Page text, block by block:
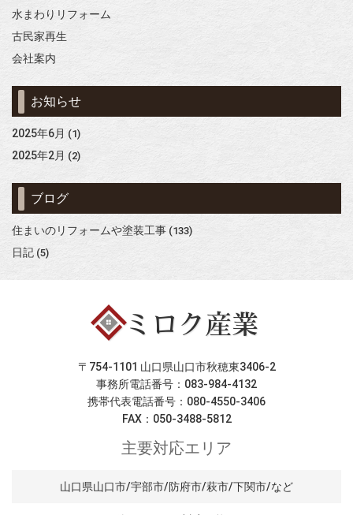
水まわりリフォーム
古民家再生
会社案内
お知らせ
2025年6月 (1)
2025年2月 (2)
ブログ
住まいのリフォームや塗装工事 (133)
日記 (5)
〒754-1101 山口県山口市秋穂東3406-2
事務所電話番号：083-984-4132
携帯代表電話番号：080-4550-3406
FAX：050-3488-5812
主要対応エリア
山口県山口市/宇部市/防府市/萩市/下関市/など